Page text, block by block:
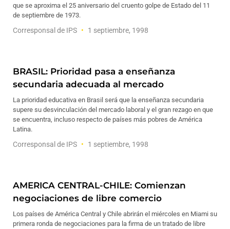
que se aproxima el 25 aniversario del cruento golpe de Estado del 11
de septiembre de 1973.
Corresponsal de IPS 1 septiembre, 1998
BRASIL: Prioridad pasa a enseñanza
secundaria adecuada al mercado
La prioridad educativa en Brasil será que la enseñanza secundaria
supere su desvinculación del mercado laboral y el gran rezago en que
se encuentra, incluso respecto de países más pobres de América
Latina.
Corresponsal de IPS 1 septiembre, 1998
AMERICA CENTRAL-CHILE: Comienzan
negociaciones de libre comercio
Los países de América Central y Chile abrirán el miércoles en Miami su
primera ronda de negociaciones para la firma de un tratado de libre